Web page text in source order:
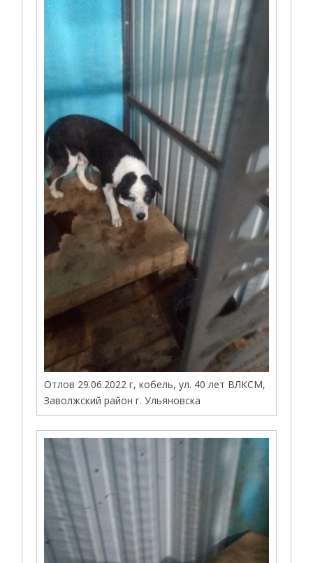
Отлов 29.06.2022 г, кобель, ул. 40 лет ВЛКСМ,
Заволжский район г. Ульяновска